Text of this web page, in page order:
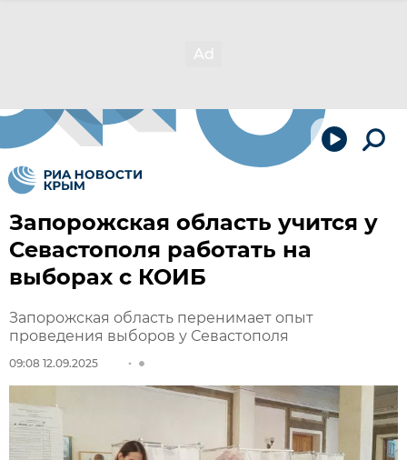
Запорожская область учится у
Севастополя работать на
выборах с КОИБ
Запорожская область перенимает опыт
проведения выборов у Севастополя
09:08 12.09.2025